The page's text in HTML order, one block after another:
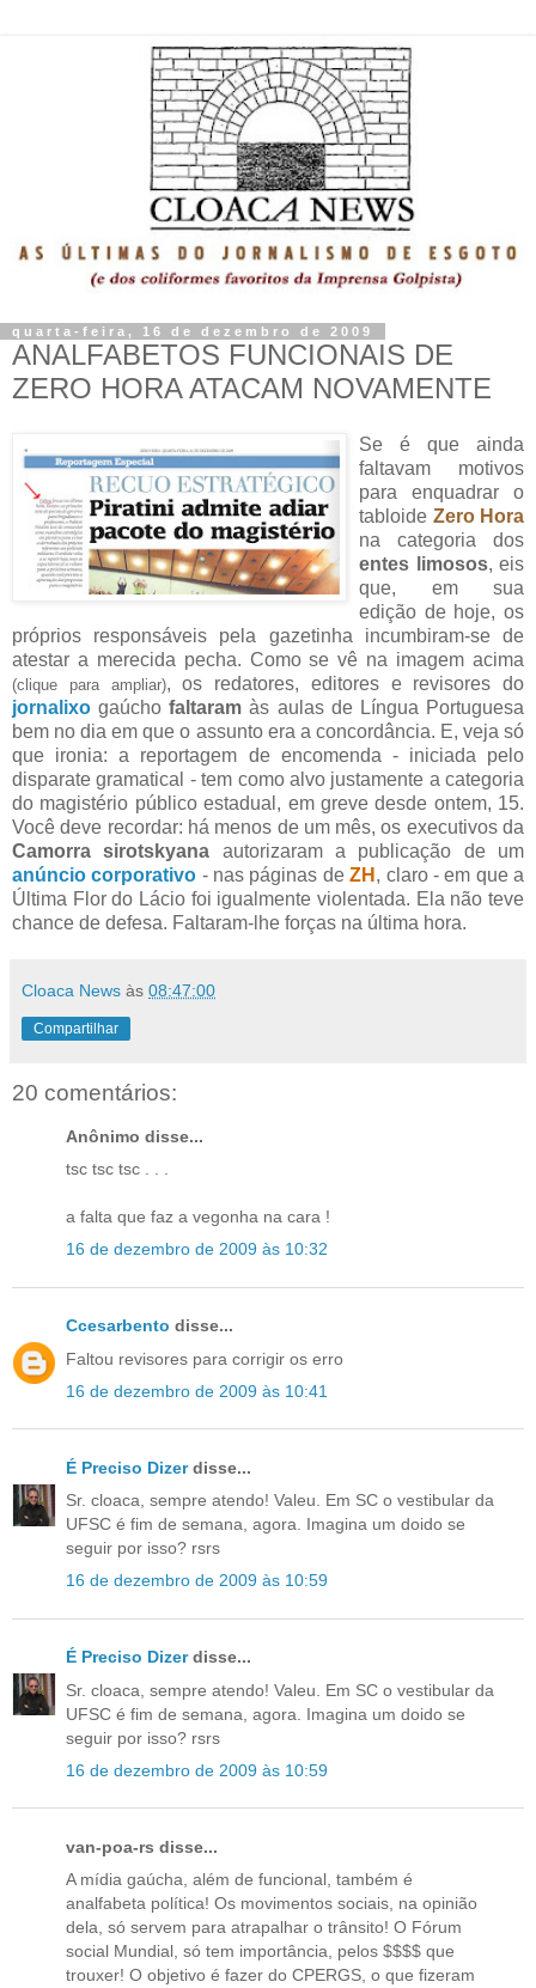
quarta-feira, 16 de dezembro de 2009
ANALFABETOS FUNCIONAIS DE
ZERO HORA ATACAM NOVAMENTE
Se é que ainda
faltavam motivos
para enquadrar o
tabloide Zero Hora
na categoria dos
entes limosos, eis
que, em sua
edição de hoje, os
próprios responsáveis pela gazetinha incumbiram-se de
atestar a merecida pecha. Como se vê na imagem acima
(clique para ampliar), os redatores, editores e revisores do
jornalixo gaúchofaltaram às aulas de Língua Portuguesa
bem no dia em que o assunto era a concordância. E, veja só
que ironia: a reportagem de encomenda - iniciada pelo
disparate gramatical - tem como alvo justamente a categoria
do magistério público estadual, em greve desde ontem, 15.
Você deve recordar: há menos de um mês, os executivos da
Camorra sirotskyana autorizaram a publicação de um
anúncio corporativo - nas páginas deZH , claro - em que a
Última Flor do Lácio foi igualmente violentada. Ela não teve
chance de defesa. Faltaram-lhe forças na última hora.
Cloaca News às 08:47:00
Compartilhar
20 comentários:
Anônimo disse...
tsc tsc tsc . . .
a falta que faz a vegonha na cara !
16 de dezembro de 2009 às 10:32
Ccesarbento disse...
Faltou revisores para corrigir os erro
16 de dezembro de 2009 às 10:41
É Preciso Dizerdisse...
Sr. cloaca, sempre atendo! Valeu. Em SC o vestibular da
UFSC é fim de semana, agora. Imagina um doido se
seguir por isso? rsrs
16 de dezembro de 2009 às 10:59
É Preciso Dizerdisse...
Sr. cloaca, sempre atendo! Valeu. Em SC o vestibular da
UFSC é fim de semana, agora. Imagina um doido se
seguir por isso? rsrs
16 de dezembro de 2009 às 10:59
van-poa-rs disse...
A mídia gaúcha, além de funcional, também é
analfabeta política! Os movimentos sociais, na opinião
dela, só servem para atrapalhar o trânsito! O Fórum
social Mundial, só tem importância, pelos $$$$ que
trouxer! O objetivo é fazer do CPERGS, o que fizeram